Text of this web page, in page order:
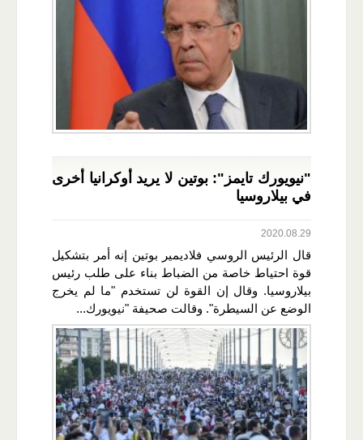
"نيويورك تايمز": بوتين لا يريد أوكرانيا أخرى
في بيلاروسيا
2020.08.29
قال الرئيس الروسي فلاديمير بوتين إنه أمر بتشكيل
قوة احتياط خاصة من الضباط بناء على طلب رئيس
بيلاروسيا. وقال إن القوة لن تستخدم "ما لم يخرج
الوضع عن السيطرة". وقالت صحيفة "نيويورك...